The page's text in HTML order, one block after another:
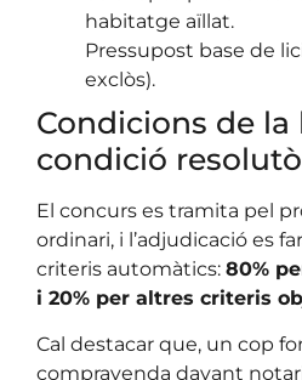
habitatge aïllat.
Pressupost base de
exclòs).
Condicions de la
condició
El concurs es tramita pel
ordinari, i l’adjudicació es
criteris automàtics: 80%
i 20% per altres criteris
Cal destacar que, un cop
compravenda davant